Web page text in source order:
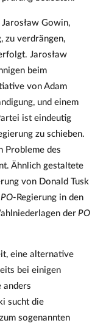
Gowin,
zu verdrängen,
Jarosław
beim
von Adam
und einem
ist eindeutig
zu schieben.
Probleme des
Ähnlich gestaltete
von Donald Tusk
PO-Regierung in den
derPO
eine alternative
bei einigen
anders
sucht die
sogenannten